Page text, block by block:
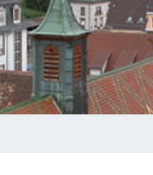
Sœurs De
La Divine
De